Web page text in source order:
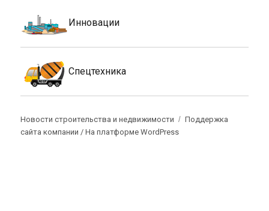
Инновации
Спецтехника
Новости строительства и недвижимости
Поддержка
сайта компании /На платформе WordPress